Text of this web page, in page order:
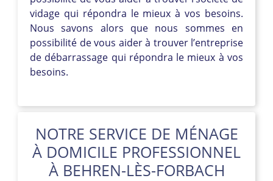
vidage qui répondra le mieux à vos besoins.
Nous savons alors que nous sommes en
possibilité de vous aider à trouver l’entreprise
de débarrassage qui répondra le mieux à vos
besoins.
NOTRE SERVICE DE MÉNAGE
À DOMICILE PROFESSIONNEL
À BEHREN-LÈS-FORBACH